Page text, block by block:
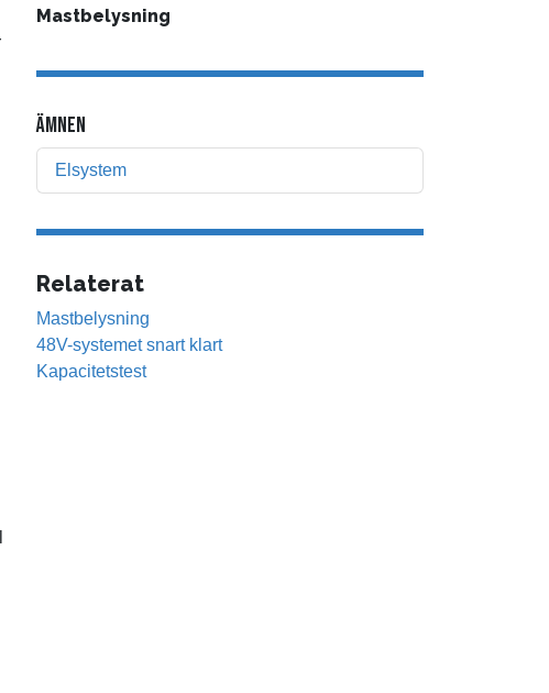
Mastbelysning
ÄMNEN
Elsystem
Relaterat
Mastbelysning
48V-systemet snart klart
Kapacitetstest